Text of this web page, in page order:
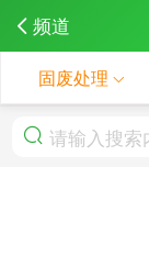
频道
固废处理